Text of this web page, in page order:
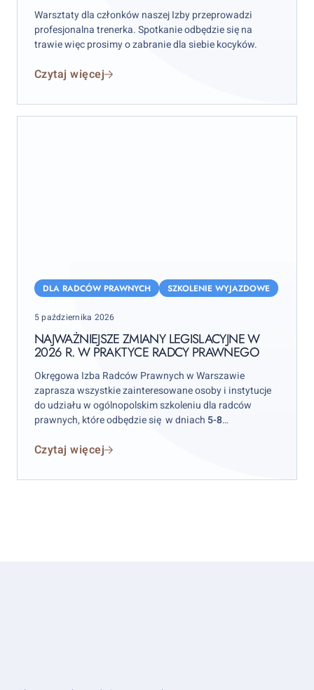
Warsztaty dla członków naszej Izby przeprowadzi
profesjonalna trenerka. Spotkanie odbędzie się na
trawie więc prosimy o zabranie dla siebie kocyków.
Czytaj więcej
zmiany
2026
praktyce
radcy
prawnego
DLA RADCÓW PRAWNYCH SZKOLENIE WYJAZDOWE
Posted
5 października 2026
NAJWAŻNIEJSZE ZMIANY LEGISLACYJNE W
2026 R. W PRAKTYCE RADCY PRAWNEGO
Okręgowa Izba Radców Prawnych w Warszawie
zaprasza wszystkie zainteresowane osoby i instytucje
do udziału w ogólnopolskim szkoleniu dla radców
prawnych, które odbędzie się w dniach 5-8
Czytaj więcej